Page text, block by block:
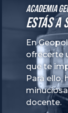
Academia
Estás a
En
ofrecerte
que te
Para ello,
docente.